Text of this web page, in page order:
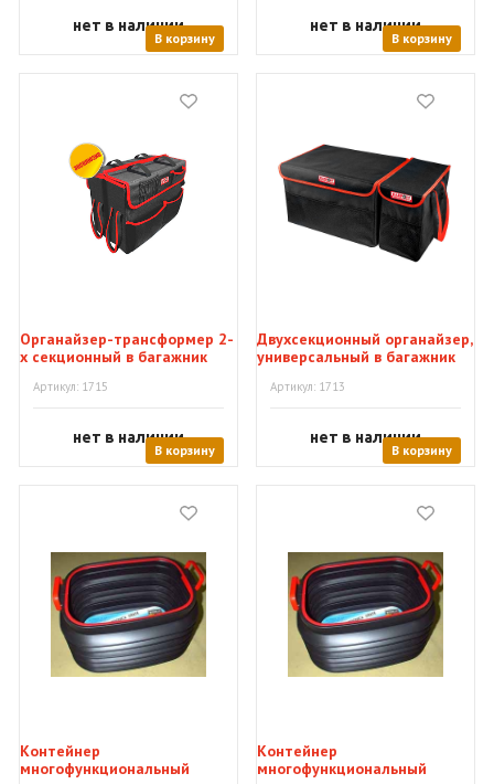
нет в наличии
В корзину
нет в наличии
В корзину
Органайзер-трансформер 2-
х секционный в багажник
Артикул: 1715
нет в наличии
В корзину
Двухсекционный органайзер,
универсальный в багажник
Артикул: 1713
нет в наличии
В корзину
Контейнер
многофункциональный
Контейнер
многофункциональный